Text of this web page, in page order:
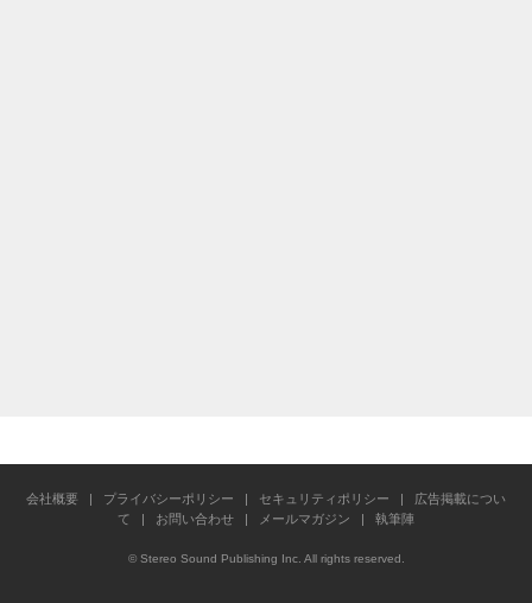
会社概要 | プライバシーポリシー | セキュリティポリシー | 広告掲載につい
て | お問い合わせ | メールマガジン | 執筆陣
© Stereo Sound Publishing Inc. All rights reserved.